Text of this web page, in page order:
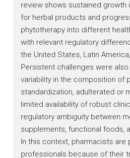
review shows sustained growth
for herbal products and
phytotherapy into different
with relevant regulatory
the United States, Latin
Persistent challenges were
variability in the composition of
standardization, adulterated or
limited availability of robust
regulatory ambiguity between
supplements, functional foods,
In this context, pharmacists are
professionals because of their